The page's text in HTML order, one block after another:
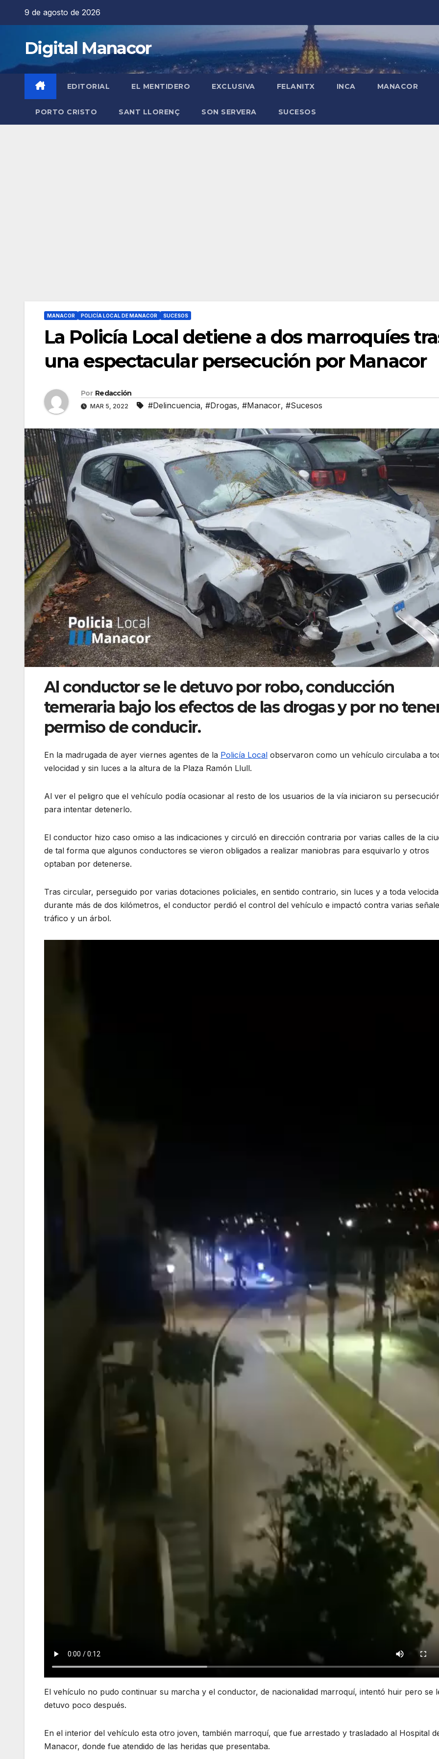
9 de agosto de 2026
Digital Manacor
EDITORIAL EL MENTIDERO EXCLUSIVA FELANITX INCA MANACOR
PORTO CRISTO SANT LLORENÇ SON SERVERA SUCESOS
MANACOR POLICÍA LOCAL DE MANACOR SUCESOS
La Policía Local detiene a dos marroquíes
una espectacular persecución por Manacor
Por Redacción
MAR 5, 2022 #Delincuencia, #Drogas, #Manacor, #Sucesos
Al conductor se le detuvo por robo, conducción
temeraria bajo los efectos de las drogas y por no
permiso de conducir.
En la madrugada de ayer viernes agentes de la Policía Local observaron como un vehículo circulaba a
velocidad y sin luces a la altura de la Plaza Ramón Llull.
Al ver el peligro que el vehículo podía ocasionar al resto de los usuarios de la vía iniciaron su
para intentar detenerlo.
El conductor hizo caso omiso a las indicaciones y circuló en dirección contraria por varias calles de la
de tal forma que algunos conductores se vieron obligados a realizar maniobras para esquivarlo y otros
optaban por detenerse.
Tras circular, perseguido por varias dotaciones policiales, en sentido contrario, sin luces y a toda
durante más de dos kilómetros, el conductor perdió el control del vehículo e impactó contra varias
tráfico y un árbol.
El vehículo no pudo continuar su marcha y el conductor, de nacionalidad marroquí, intentó huir pero se
detuvo poco después.
En el interior del vehículo esta otro joven, también marroquí, que fue arrestado y trasladado al Hospital
Manacor, donde fue atendido de las heridas que presentaba.